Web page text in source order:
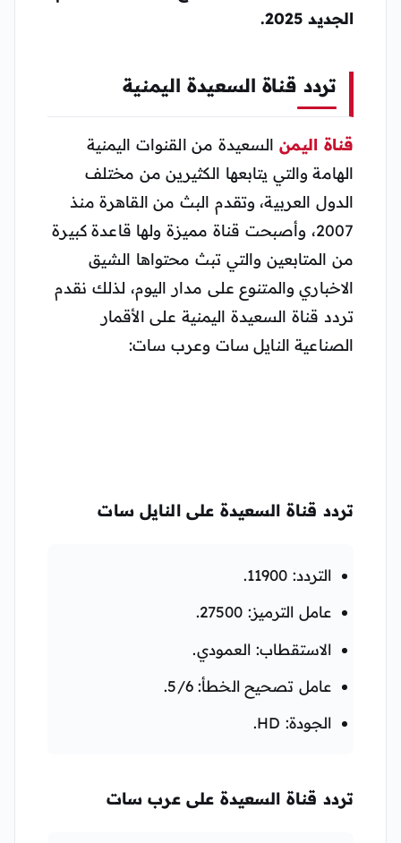
الجديد 2025.
تردد قناة السعيدة اليمنية
قناة اليمن السعيدة من القنوات اليمنية
الهامة والتي يتابعها الكثيرين من مختلف
الدول العربية، وتقدم البث من القاهرة منذ
2007، وأصبحت قناة مميزة ولها قاعدة كبيرة
من المتابعين والتي تبث محتواها الشيق
الاخباري والمتنوع على مدار اليوم، لذلك نقدم
تردد قناة السعيدة اليمنية على الأقمار
الصناعية النايل سات وعرب سات:
تردد قناة السعيدة على النايل سات
التردد: 11900.
عامل الترميز: 27500.
الاستقطاب: العمودي.
عامل تصحيح الخطأ: 5/6.
الجودة: HD.
تردد قناة السعيدة على عرب سات